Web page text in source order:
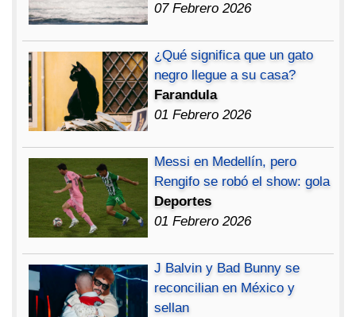
07 Febrero 2026
¿Qué significa que un gato
negro llegue a su casa?
Farandula
01 Febrero 2026
Messi en Medellín, pero
Rengifo se robó el show: gola
Deportes
01 Febrero 2026
J Balvin y Bad Bunny se
reconcilian en México y
sellan